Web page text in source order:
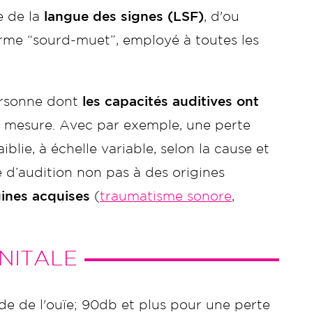
de la
langue des signes (LSF), d'ou
“sourd-muet”, employé à toutes les
dont
les capacités auditives ont
Avec par exemple, une perte
à échelle variable, selon la cause et
non pas à des origines
acquises (traumatisme sonore,
de l'ouïe; 90db et plus pour une perte